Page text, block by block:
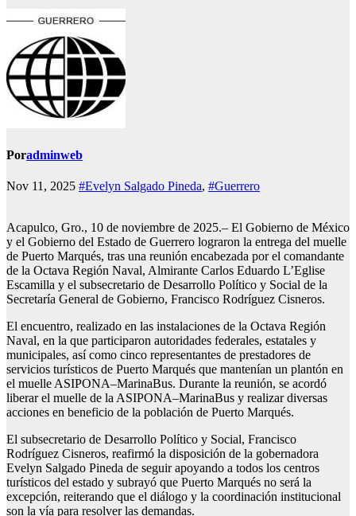
Poradminweb
Nov 11, 2025 #Evelyn Salgado Pineda, #Guerrero
Acapulco, Gro., 10 de noviembre de 2025.– El Gobierno de México
y el Gobierno del Estado de Guerrero lograron la entrega del muelle
de Puerto Marqués, tras una reunión encabezada por el comandante
de la Octava Región Naval, Almirante Carlos Eduardo L’Eglise
Escamilla y el subsecretario de Desarrollo Político y Social de la
Secretaría General de Gobierno, Francisco Rodríguez Cisneros.
El encuentro, realizado en las instalaciones de la Octava Región
Naval, en la que participaron autoridades federales, estatales y
municipales, así como cinco representantes de prestadores de
servicios turísticos de Puerto Marqués que mantenían un plantón en
el muelle ASIPONA–MarinaBus. Durante la reunión, se acordó
liberar el muelle de la ASIPONA–MarinaBus y realizar diversas
acciones en beneficio de la población de Puerto Marqués.
El subsecretario de Desarrollo Político y Social, Francisco
Rodríguez Cisneros, reafirmó la disposición de la gobernadora
Evelyn Salgado Pineda de seguir apoyando a todos los centros
turísticos del estado y subrayó que Puerto Marqués no será la
excepción, reiterando que el diálogo y la coordinación institucional
son la vía para resolver las demandas.